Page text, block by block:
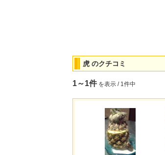
虎 のクチコミ
1～1件 を表示 / 1件中